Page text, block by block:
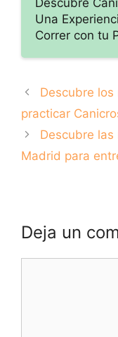
Descubre
Una
Correr con tu
Descubre los
practicar
Descubre
Madrid para
Deja un